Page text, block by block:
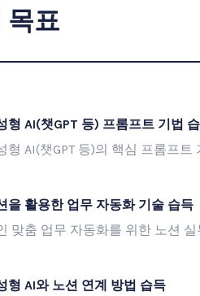
목표
형 AI(챗GPT 등) 프롬프트 기법
형 AI(챗GPT 등)의 핵심 프롬프
을 활용한 업무 자동화 기술 습득
맞춤 업무 자동화를 위한 노션
형 AI와 노션 연계 방법 습득